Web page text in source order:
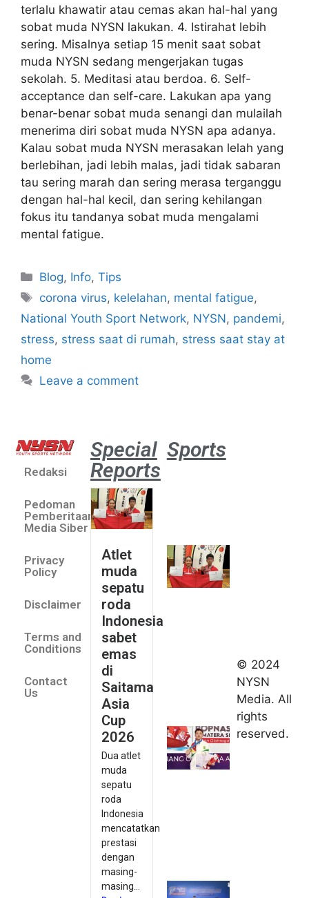
terlalu khawatir atau cemas akan hal-hal yang
sobat muda NYSN lakukan. 4. Istirahat lebih
sering. Misalnya setiap 15 menit saat sobat
muda NYSN sedang mengerjakan tugas
sekolah. 5. Meditasi atau berdoa. 6. Self-
acceptance dan self-care. Lakukan apa yang
benar-benar sobat muda senangi dan mulailah
menerima diri sobat muda NYSN apa adanya.
Kalau sobat muda NYSN merasakan lelah yang
berlebihan, jadi lebih malas, jadi tidak sabaran
tau sering marah dan sering merasa terganggu
dengan hal-hal kecil, dan sering kehilangan
fokus itu tandanya sobat muda mengalami
mental fatigue.
Blog, Info,Tips
corona virus, kelelahan, mental fatigue,
National Youth Sport Network, NYSN, pandemi,
stress, stress saat di rumah, stress saat stay at
home
Leave a comment
Redaksi
Pedoman
Pemberitaan
Media Siber
Privacy
Policy
Disclaimer
Terms and
Conditions
Contact
Us
Special
Reports
Atlet
muda
sepatu
roda
Indonesia
sabet
emas
di
Saitama
Asia
Cup
2026
Dua atlet
muda
sepatu
roda
Indonesia
mencatatkan
prestasi
dengan
masing-
masing...
Sports
2026
Indonesia
kirim tiga
lifter
muda ke
Kejuaraan
© 2024
NYSN
Media. All
rights
reserved.